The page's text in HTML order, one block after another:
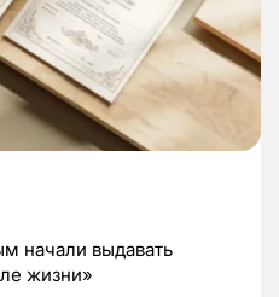
начали выдавать
жизни»